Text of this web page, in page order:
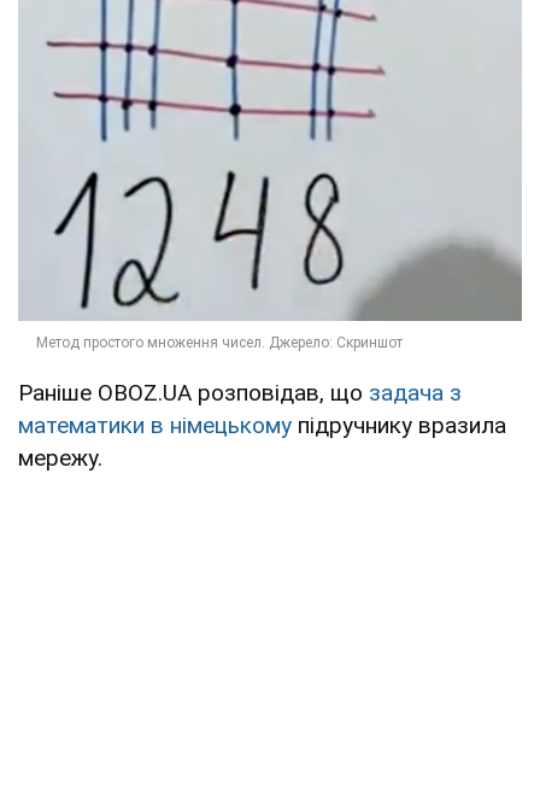
Раніше OBOZ.UA розповідав, що задача з
математики в німецькому підручнику вразила
мережу.